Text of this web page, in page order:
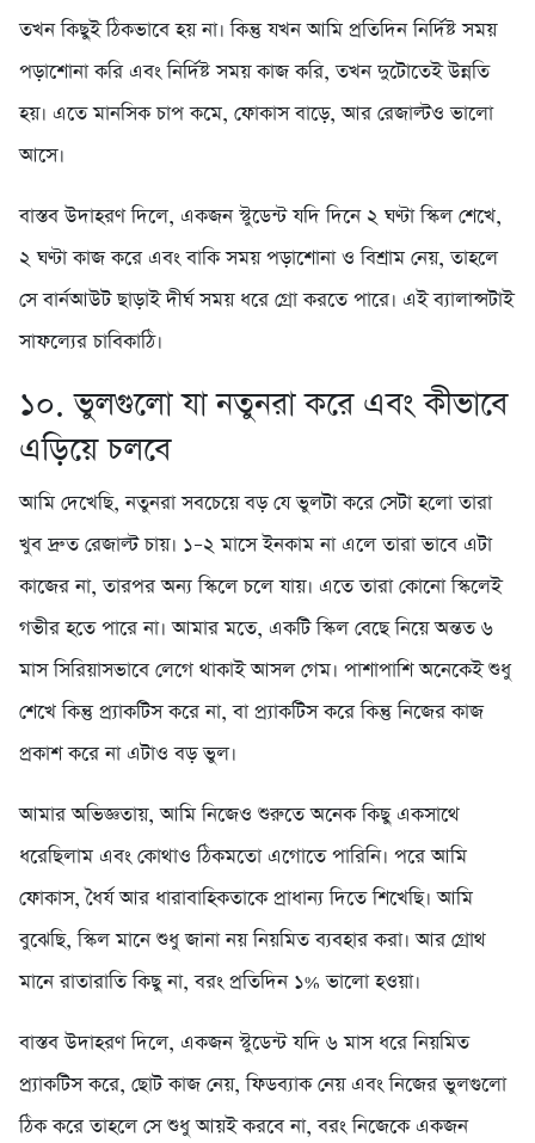
তখন কিছুই ঠিকভাবে হয় না। কিন্তু যখন আমি প্রতিদিন নির্দিষ্ট সময়
পড়াশোনা করি এবং নির্দিষ্ট সময় কাজ করি, তখন দুটোতেই উন্নতি
হয়। এতে মানসিক চাপ কমে, ফোকাস বাড়ে, আর রেজাল্টও ভালো
আসে।
বাস্তব উদাহরণ দিলে, একজন স্টুডেন্ট যদি দিনে ২ ঘণ্টা স্কিল শেখে,
২ ঘণ্টা কাজ করে এবং বাকি সময় পড়াশোনা ও বিশ্রাম নেয়, তাহলে
সে বার্নআউট ছাড়াই দীর্ঘ সময় ধরে গ্রো করতে পারে। এই ব্যালান্সটাই
সাফল্যের চাবিকাঠি।
১০. ভুলগুলো যা নতুনরা করে এবং কীভাবে
এড়িয়ে চলবে
আমি দেখেছি, নতুনরা সবচেয়ে বড় যে ভুলটা করে সেটা হলো তারা
খুব দ্রুত রেজাল্ট চায়। ১–২ মাসে ইনকাম না এলে তারা ভাবে এটা
কাজের না, তারপর অন্য স্কিলে চলে যায়। এতে তারা কোনো স্কিলেই
গভীর হতে পারে না। আমার মতে, একটি স্কিল বেছে নিয়ে অন্তত ৬
মাস সিরিয়াসভাবে লেগে থাকাই আসল গেম। পাশাপাশি অনেকেই শুধু
শেখে কিন্তু প্র্যাকটিস করে না, বা প্র্যাকটিস করে কিন্তু নিজের কাজ
প্রকাশ করে না এটাও বড় ভুল।
আমার অভিজ্ঞতায়, আমি নিজেও শুরুতে অনেক কিছু একসাথে
ধরেছিলাম এবং কোথাও ঠিকমতো এগোতে পারিনি। পরে আমি
ফোকাস, ধৈর্য আর ধারাবাহিকতাকে প্রাধান্য দিতে শিখেছি। আমি
বুঝেছি, স্কিল মানে শুধু জানা নয় নিয়মিত ব্যবহার করা। আর গ্রোথ
মানে রাতারাতি কিছু না, বরং প্রতিদিন ১% ভালো হওয়া।
বাস্তব উদাহরণ দিলে, একজন স্টুডেন্ট যদি ৬ মাস ধরে নিয়মিত
প্র্যাকটিস করে, ছোট কাজ নেয়, ফিডব্যাক নেয় এবং নিজের ভুলগুলো
ঠিক করে তাহলে সে শুধু আয়ই করবে না, বরং নিজেকে একজন